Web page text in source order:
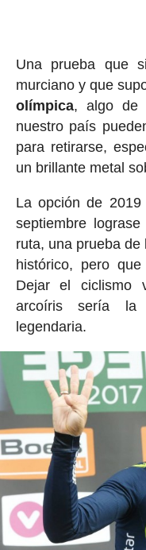
Una prueba que
murciano y que
olímpica, algo de
nuestro país
para retirarse,
un brillante metal
La opción de
septiembre
ruta, una prueba
histórico, pero
Dejar el ciclismo
arcoíris sería la
legendaria.